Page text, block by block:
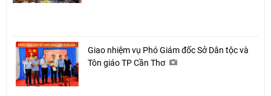
Giao nhiệm vụ Phó Giám đốc Sở Dân tộc và
Tôn giáo TP Cần Thơ